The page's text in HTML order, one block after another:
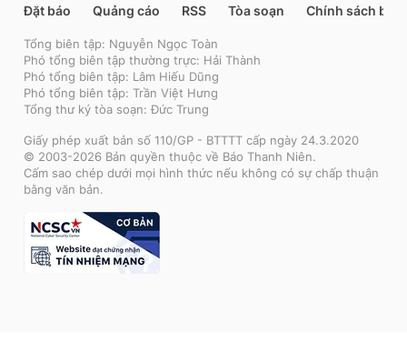
Đặt báo Quảng cáo RSS Tòa soạn Chính sách bảo
Tổng biên tập: Nguyễn Ngọc Toàn
Phó tổng biên tập thường trực: Hải Thành
Phó tổng biên tập: Lâm Hiếu Dũng
Phó tổng biên tập: Trần Việt Hưng
Tổng thư ký tòa soạn: Đức Trung
Giấy phép xuất bản số 110/GP - BTTTT cấp ngày 24.3.2020
© 2003-2026 Bản quyền thuộc về Báo Thanh Niên.
Cấm sao chép dưới mọi hình thức nếu không có sự chấp thuận
bằng văn bản.